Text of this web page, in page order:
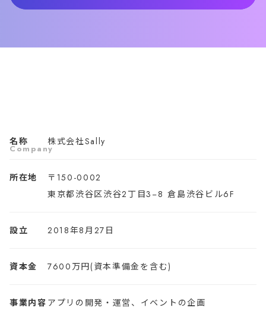
名称 株式会社Sally
所在地
〒150-0002
東京都渋谷区渋谷2丁目3−8 倉島渋谷ビル6F
設立 2018年8月27日
資本金 7600万円(資本準備金を含む)
事業内容 アプリの開発・運営、イベントの企画
Company